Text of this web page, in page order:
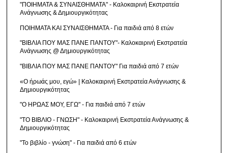
"ΠΟΙΗΜΑΤΑ & ΣΥΝΑΙΣΘΗΜΑΤΑ" - Καλοκαιρινή Εκστρατεία
Ανάγνωσης & Δημιουργικότητας
ΠΟΙΗΜΑΤΑ ΚΑΙ ΣΥΝΑΙΣΘΗΜΑΤΑ - Για παιδιά από 8 ετών
"ΒΙΒΛΙΑ ΠΟΥ ΜΑΣ ΠΑΝΕ ΠΑΝΤΟΥ"- Καλοκαιρινή Εκστρατεία
Ανάγνωσης @ Δημιουργικότητας
"ΒΙΒΛΙΑ ΠΟΥ ΜΑΣ ΠΑΝΕ ΠΑΝΤΟΥ" Για παιδιά από 7 ετών
«Ο ήρωάς μου, εγώ» | Καλοκαιρινή Εκστρατεία Ανάγνωσης &
Δημιουργικότητας
"Ο ΗΡΩΑΣ ΜΟΥ, ΕΓΩ" - Για παιδιά από 7 ετών
"ΤΟ ΒΙΒΛΙΟ - ΓΝΩΣΗ" - Καλοκαιρινή Εκστρατεία Ανάγνωσης &
Δημιουργικότητας
"Το βιβλίο - γνώση" - Για παιδιά από 6 ετών